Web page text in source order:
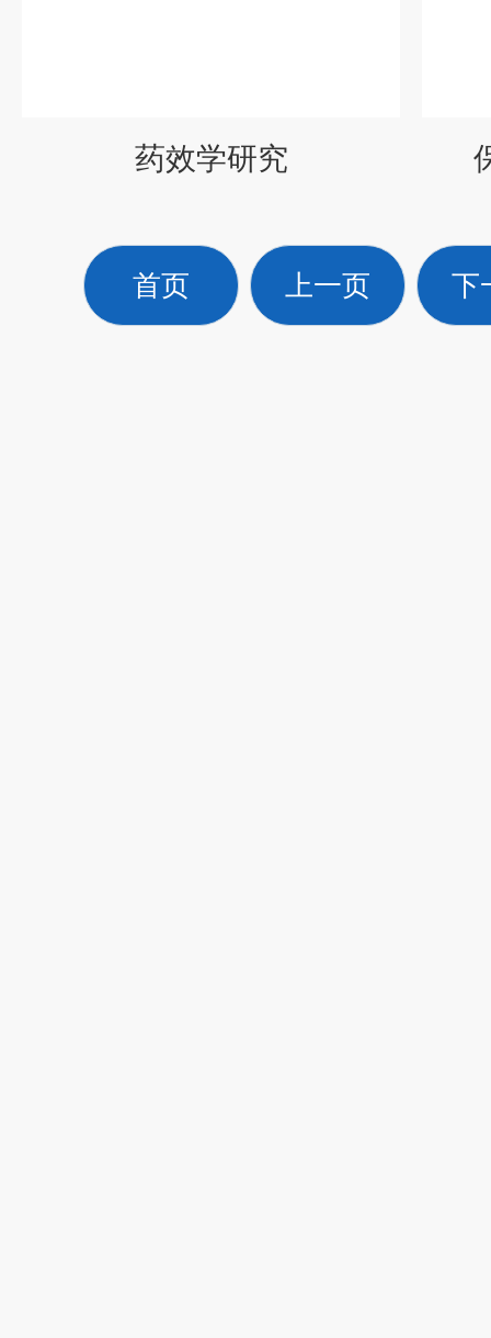
药效学研究
首页 上一页 下